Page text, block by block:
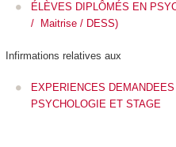
ÉLÈVES DIPLÔMÉS EN
/ Maitrise / DESS)
Infirmations relatives aux
EXPERIENCES
PSYCHOLOGIE ET STAGE